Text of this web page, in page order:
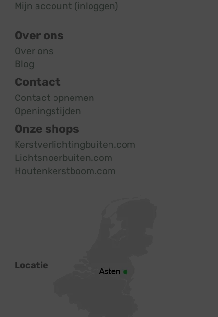
Mijn account (inloggen)
Over ons
Over ons
Blog
Contact
Contact opnemen
Openingstijden
Onze shops
Kerstverlichtingbuiten.com
Lichtsnoerbuiten.com
Houtenkerstboom.com
Locatie